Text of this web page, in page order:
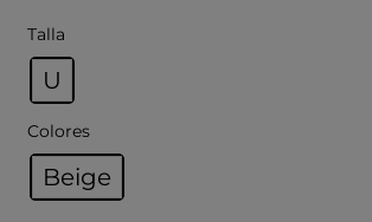
Talla
U
Colores
Beige